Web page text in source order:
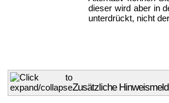
dieser wird aber in
unterdrückt, nicht
Zusätzliche